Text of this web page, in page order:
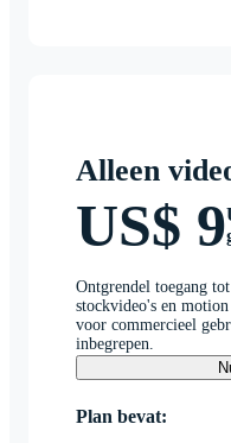
Alleen
US$ 9
Ontgrendel toegang
stockvideo's en
voor commercieel
inbegrepen.
Plan bevat: